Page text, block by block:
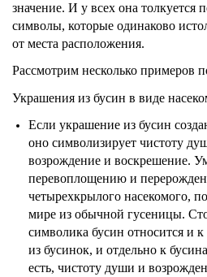
значение. И у всех она толкуется
символы, которые одинаково
от места расположения.
Рассмотрим несколько примеров
Украшения из бусин в виде
Если украшение из бусин
оно символизирует чистоту
возрождение и воскрешение.
перевоплощению и
четырехкрылого насекомого,
мире из обычной гусеницы.
символика бусин относится и
из бусинок, и отдельно к
есть, чистоту души и